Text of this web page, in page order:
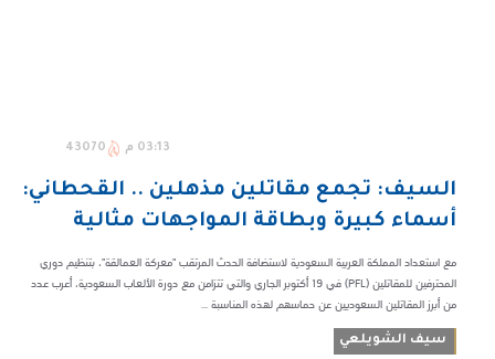
03:13 م 43070
السيف: تجمع مقاتلين مذهلين .. القحطاني:
أسماء كبيرة وبطاقة المواجهات مثالية
مع استعداد المملكة العربية السعودية لاستضافة الحدث المرتقب "معركة العمالقة"، بتنظيم دوري
المحترفين للمقاتلين (PFL) في 19 أكتوبر الجاري والتي تتزامن مع دورة الألعاب السعودية، أعرب عدد
من أبرز المقاتلين السعوديين عن حماسهم لهذه المناسبة ...
سيف الشويلعي